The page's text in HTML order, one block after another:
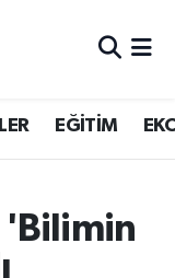
EĞİTİM
'Bilimin